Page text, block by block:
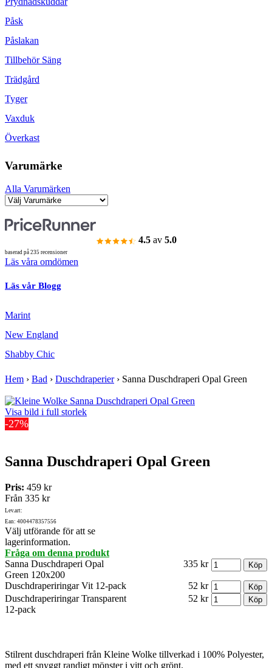
Påsk
Påslakan
Tillbehör Säng
Trädgård
Tyger
Vaxduk
Överkast
Varumärke
Alla Varumärken
4.5 av 5.0
baserad på 235 recensioner
Läs våra omdömen
Läs vår Blogg
Marint
New England
Shabby Chic
Hem › Bad › Duschdraperier› Sanna Duschdraperi Opal Green
Visa bild i full storlek
-27%
Sanna Duschdraperi Opal Green
Pris: 459 kr
Från 335 kr
Lev.art:
Ean: 4004478357556
Välj utförande för att se
lagerinformation.
Fråga om denna produkt
Sanna Duschdraperi Opal
Green 120x200
335 kr
Duschdraperiringar Vit 12-pack
52 kr
Duschdraperiringar Transparent
12-pack
52 kr
Stilrent duschdraperi från Kleine Wolke tillverkad i 100% Polyester,
med ett snyggt randigt mönster i vitt och grönt.